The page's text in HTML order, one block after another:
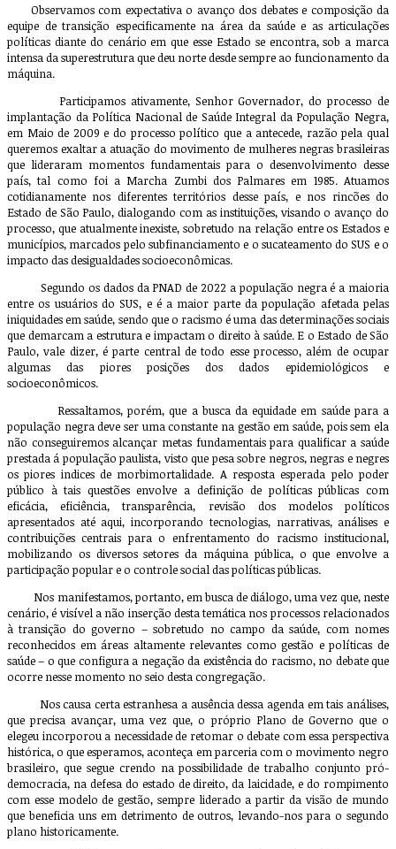
Observamos com expectativa o avanço dos debates e composição da
equipe de transição especificamente na área da saúde e as articulações
políticas diante do cenário em que esse Estado se encontra, sob a marca
intensa da superestrutura que deu norte desde sempre ao funcionamento da
máquina.
Participamos ativamente, Senhor Governador, do processo de
implantação da Política Nacional de Saúde Integral da População Negra,
em Maio de 2009 e do processo político que a antecede, razão pela qual
queremos exaltar a atuação do movimento de mulheres negras brasileiras
que lideraram momentos fundamentais para o desenvolvimento desse
país, tal como foi a Marcha Zumbi dos Palmares em 1985. Atuamos
cotidianamente nos diferentes territórios desse país, e nos rincões do
Estado de São Paulo, dialogando com as instituições, visando o avanço do
processo, que atualmente inexiste, sobretudo na relação entre os Estados e
municípios, marcados pelo subfinanciamento e o sucateamento do SUS e o
impacto das desigualdades socioeconômicas.
Segundo os dados da PNAD de 2022 a população negra é a maioria
entre os usuários do SUS, e é a maior parte da população afetada pelas
iniquidades em saúde, sendo que o racismo é uma das determinações sociais
que demarcam a estrutura e impactam o direito à saúde. E o Estado de São
Paulo, vale dizer, é parte central de todo esse processo, além de ocupar
algumas das piores posições dos dados epidemiológicos e
socioeconômicos.
Ressaltamos, porém, que a busca da equidade em saúde para a
população negra deve ser uma constante na gestão em saúde, pois sem ela
não conseguiremos alcançar metas fundamentais para qualificar a saúde
prestada á população paulista, visto que pesa sobre negros, negras e negres
os piores indices de morbimortalidade. A resposta esperada pelo poder
público à tais questões envolve a definição de políticas públicas com
eficácia, eficiência, transparência, revisão dos modelos políticos
apresentados até aqui, incorporando tecnologias, narrativas, análises e
contribuições centrais para o enfrentamento do racismo institucional,
mobilizando os diversos setores da máquina pública, o que envolve a
participação popular e o controle social das políticas públicas.
Nos manifestamos, portanto, em busca de diálogo, uma vez que, neste
cenário, é visível a não inserção desta temática nos processos relacionados
à transição do governo – sobretudo no campo da saúde, com nomes
reconhecidos em áreas altamente relevantes como gestão e políticas de
saúde – o que configura a negação da existência do racismo, no debate que
ocorre nesse momento no seio desta congregação.
Nos causa certa estranhesa a ausência dessa agenda em tais análises,
que precisa avançar, uma vez que, o próprio Plano de Governo que o
elegeu incorporou a necessidade de retomar o debate com essa perspectiva
histórica, o que esperamos, aconteça em parceria com o movimento negro
brasileiro, que segue crendo na possibilidade de trabalho conjunto pró-
democracia, na defesa do estado de direito, da laicidade, e do rompimento
com esse modelo de gestão, sempre liderado a partir da visão de mundo
que beneficia uns em detrimento de outros, levando-nos para o segundo
plano historicamente.